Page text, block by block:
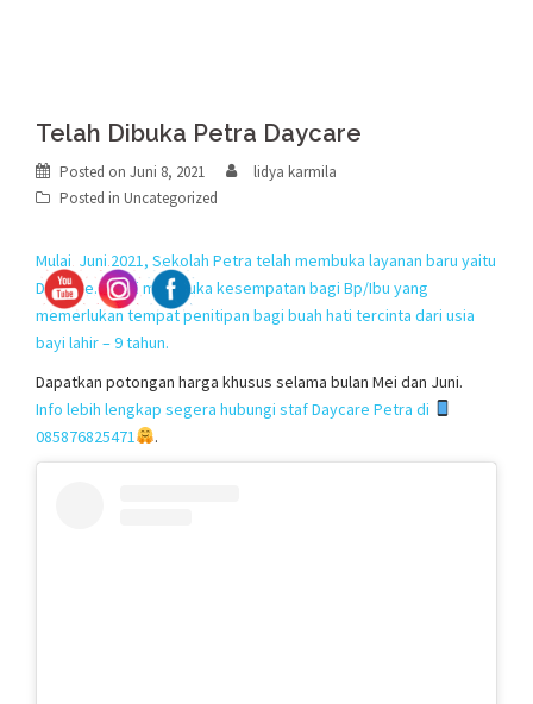
Telah Dibuka Petra Daycare
Posted on Juni 8, 2021
lidya karmila
Posted in Uncategorized
Mulai Juni 2021, Sekolah Petra telah membuka layanan baru yaitu
Daycare. Kami membuka kesempatan bagi Bp/Ibu yang
memerlukan tempat penitipan bagi buah hati tercinta dari usia
bayi lahir – 9 tahun.
Dapatkan potongan harga khusus selama bulan Mei dan Juni.
Info lebih lengkap segera hubungi staf Daycare Petra di
085876825471
.